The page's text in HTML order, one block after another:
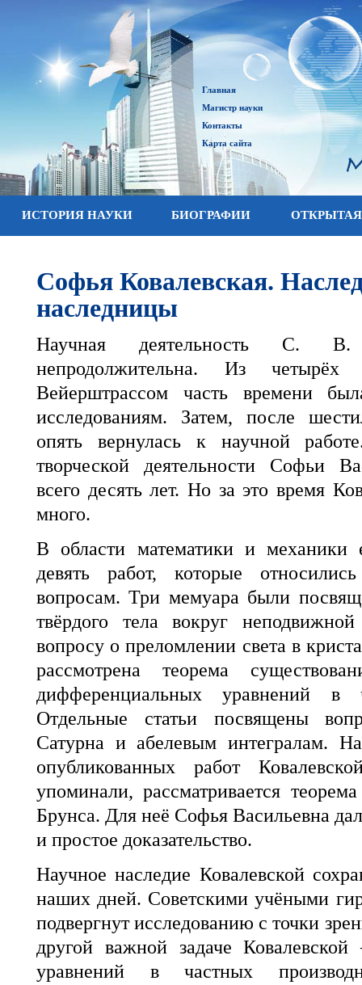
Главная
Магистр науки
Контакты
Карта сайта
ИСТОРИЯ НАУКИ БИОГРАФИИ
Софья Ковалевская.
наследницы
Научная деятельность С. В.
непродолжительна. Из
Вейерштрассом часть времени
исследованиям. Затем, после
опять вернулась к научной
творческой деятельности Софьи
всего десять лет. Но за это время
много.
В области математики и механики
девять работ, которые
вопросам. Три мемуара были
твёрдого тела вокруг
вопросу о преломлении света в
рассмотрена теорема
дифференциальных уравнений в
Отдельные статьи посвящены
Сатурна и абелевым интегралам.
опубликованных работ
упоминали, рассматривается
Брунса. Для неё Софья Васильевна
и простое доказательство.
Научное наследие Ковалевской
наших дней. Советскими учёными
подвергнут исследованию с точки
другой важной задаче
уравнений в частных